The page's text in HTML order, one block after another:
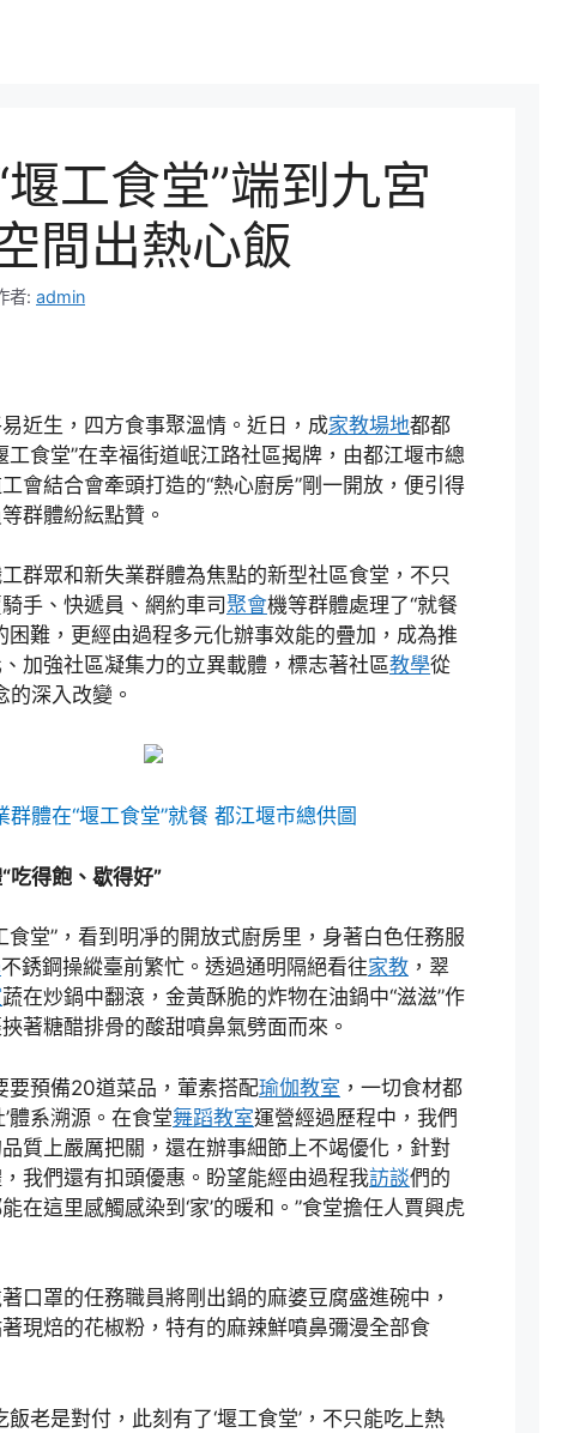
工食堂”端到九宮
間出熱心飯
者: admin
近生，四方食事聚溫情。近日，成家教場地都都
工食堂”在幸福街道岷江路社區揭牌，由都江堰市總
會結合會牽頭打造的“熱心廚房”剛一開放，便引得
群體紛紜點贊。
群眾和新失業群體為焦點的新型社區食堂，不只
手、快遞員、網約車司聚會機等群體處理了“就餐
困難，更經由過程多元化辦事效能的疊加，成為推
加強社區凝集力的立異載體，標志著社區教學從
的深入改變。
群體在“堰工食堂”就餐 都江堰市總供圖
吃得飽、歇得好”
食堂”，看到明凈的開放式廚房里，身著白色任務服
不銹鋼操縱臺前繁忙。透過通明隔絕看往家教 ，翠
蔬在炒鍋中翻滾，金黃酥脆的炸物在油鍋中“滋滋”作
著糖醋排骨的酸甜噴鼻氣劈面而來。
要預備20道菜品，葷素搭配瑜伽教室 ，一切食材都
體系溯源。在食堂舞蹈教室運營經過歷程中，我們
質上嚴厲把關，還在辦事細節上不竭優化，針對
我們還有扣頭優惠。盼望能經由過程我訪談們的
在這里感觸感染到‘家’的暖和。”食堂擔任人賈興虎
口罩的任務職員將剛出鍋的麻婆豆腐盛進碗中，
現焙的花椒粉，特有的麻辣鮮噴鼻彌漫全部食
飯老是對付，此刻有了‘堰工食堂’，不只能吃上熱